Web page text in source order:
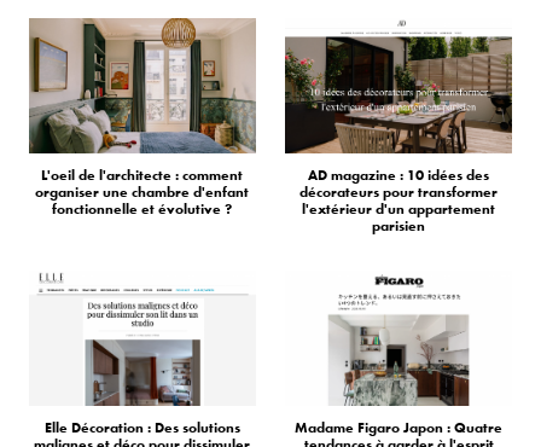
L'oeil de l'architecte : comment
organiser une chambre d'enfant
fonctionnelle et évolutive ?
AD magazine : 10 idées des
décorateurs pour transformer
l'extérieur d'un appartement
parisien
Elle Décoration : Des solutions
Madame Figaro Japon : Quatre